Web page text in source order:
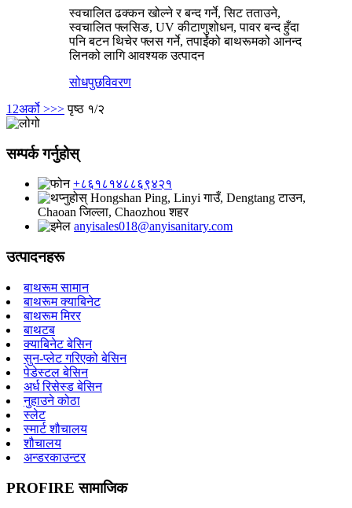
स्वचालित ढक्कन खोल्ने र बन्द गर्ने, सिट तताउने,
स्वचालित फ्लसिङ, UV कीटाणुशोधन, पावर बन्द हुँदा
पनि बटन थिचेर फ्लस गर्ने, तपाईंको बाथरूमको आनन्द
लिनको लागि आवश्यक उत्पादन
सोधपुछविवरण
1 2अर्को >>> पृष्ठ १/२
सम्पर्क गर्नुहोस्
+८६१८१४८८६९४२१
Hongshan Ping, Linyi गाउँ, Dengtang टाउन,
Chaoan जिल्ला, Chaozhou शहर
anyisales018@anyisanitary.com
उत्पादनहरू
बाथरूम सामान
बाथरूम क्याबिनेट
बाथरूम मिरर
बाथटब
क्याबिनेट बेसिन
सुन-प्लेट गरिएको बेसिन
पेडेस्टल बेसिन
अर्ध रिसेस्ड बेसिन
नुहाउने कोठा
स्लेट
स्मार्ट शौचालय
शौचालय
अन्डरकाउन्टर
PROFIRE सामाजिक